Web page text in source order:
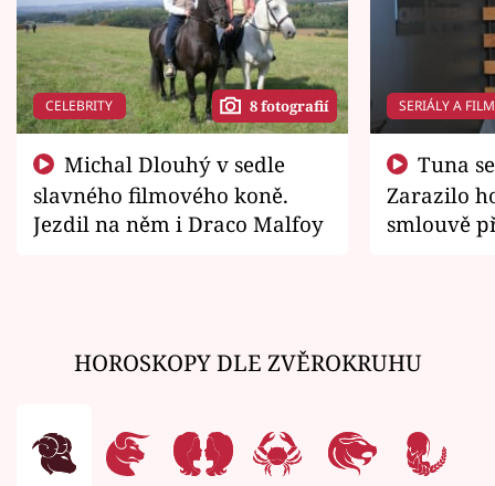
CELEBRITY 8 fotografií
slavného filmového koně.
Jezdil na něm i Draco Malfoy
SERIÁLY A
Zarazilo
smlouvě
HOROSKOPY DLE ZVĚROKRUHU